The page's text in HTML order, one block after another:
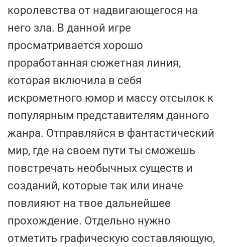
королевства от надвигающегося на
него зла. В данной игре
просматривается хорошо
проработанная сюжетная линия,
которая включила в себя
искрометного юмор и массу отсылок к
популярным представителям данного
жанра. Отправляйся в фантастический
мир, где на своем пути ты сможешь
повстречать необычных существ и
созданий, которые так или иначе
повлияют на твое дальнейшее
прохождение. Отдельно нужно
отметить графическую составляющую,